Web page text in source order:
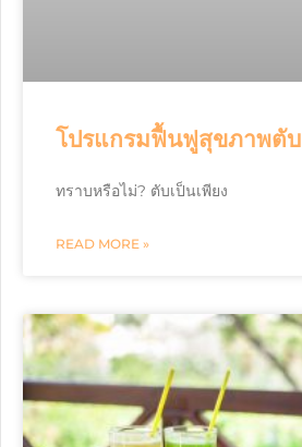
โปรแกรมฟื้นฟูสุขภาพตับ
ทราบหรือไม่? ตับเป็นเพียง
READ MORE »